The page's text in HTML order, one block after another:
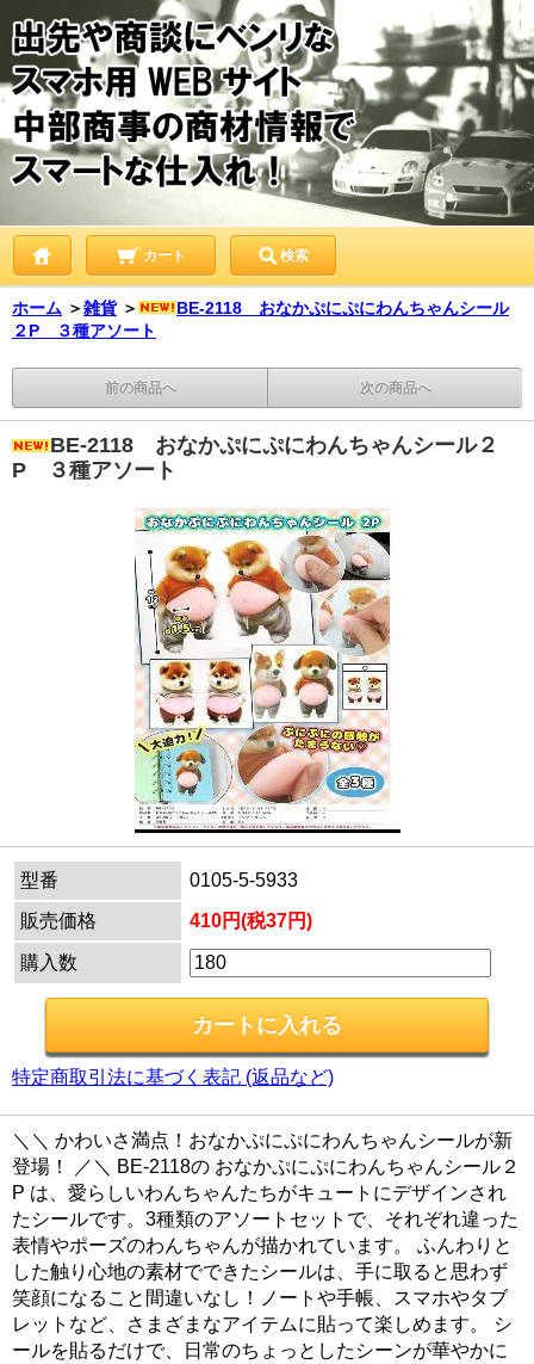
カート 検索
ホーム ＞雑貨 ＞
BE-2118 おなかぷにぷにわんちゃんシール
２P ３種アソート
前の商品へ 次の商品へ
BE-2118 おなかぷにぷにわんちゃんシール２
P ３種アソート
型番
0105-5-5933
販売価格
410円(税37円)
購入数
特定商取引法に基づく表記 (返品など)
＼＼ かわいさ満点！おなかぷにぷにわんちゃんシールが新
登場！ ／＼ BE-2118の おなかぷにぷにわんちゃんシール２
P は、愛らしいわんちゃんたちがキュートにデザインされ
たシールです。3種類のアソートセットで、それぞれ違った
表情やポーズのわんちゃんが描かれています。 ふんわりと
した触り心地の素材でできたシールは、手に取ると思わず
笑顔になること間違いなし！ノートや手帳、スマホやタブ
レットなど、さまざまなアイテムに貼って楽しめます。 シ
ールを貼るだけで、日常のちょっとしたシーンが華やかに